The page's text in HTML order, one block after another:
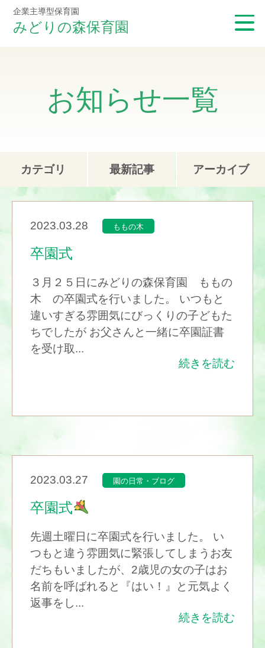
企業主導型保育園
みどりの森保育園
お知らせ一覧
カテゴリ 最新記事 アーカイブ
2023.03.28 ももの木
卒園式
３月２５日にみどりの森保育園 ももの
木 の卒園式を行いました。 いつもと
違いすぎる雰囲気にびっくりの子どもた
ちでしたが お父さんと一緒に卒園証書
を受け取...
続きを読む
2023.03.27 園の日常・ブログ
卒園式
先週土曜日に卒園式を行いました。 い
つもと違う雰囲気に緊張してしまうお友
だちもいましたが、2歳児の女の子はお
名前を呼ばれると『はい！』と元気よく
返事をし...
続きを読む